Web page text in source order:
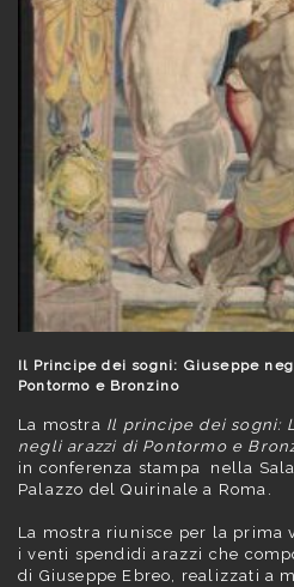
Il Principe dei sogni: Giuseppe
Pontormo e Bronzino
La mostra Il principe dei sogni:
negli arazzi di Pontormo e
in conferenza stampa nella
Palazzo del Quirinale a Roma.
La mostra riunisce per la prima
iventi spendidi arazzi che
di Giuseppe Ebreo, realizzati a